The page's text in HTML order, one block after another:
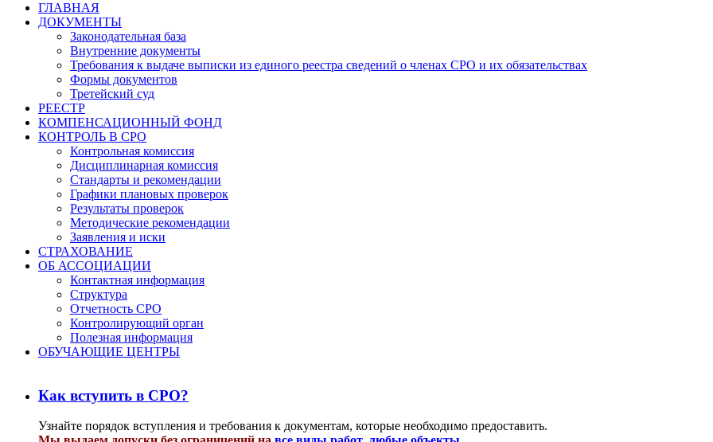
ГЛАВНАЯ
ДОКУМЕНТЫ
Законодательная база
Внутренние документы
Требования к выдаче выписки из единого реестра сведений о членах СРО и их обязательствах
Формы документов
Третейский суд
РЕЕСТР
КОМПЕНСАЦИОННЫЙ ФОНД
КОНТРОЛЬ В СРО
Контрольная комиссия
Дисциплинарная комиссия
Стандарты и рекомендации
Графики плановых проверок
Результаты проверок
Методические рекомендации
Заявления и иски
СТРАХОВАНИЕ
ОБ АССОЦИАЦИИ
Контактная информация
Структура
Отчетность СРО
Контролирующий орган
Полезная информация
ОБУЧАЮЩИЕ ЦЕНТРЫ
Как вступить в СРО?
Узнайте порядок вступления и требования к документам, которые необходимо предоставить.